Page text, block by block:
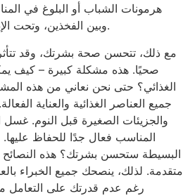
هرمونات الشباب أو البلوغ في
وبين الفخذين، وتحت الإبطين، وفي اللحية، وغيرها.
مع ذلك، تتحسن صحة بشرتك، وقد تتأثر
صحيًا. هذه مشكلة كبيرة – كيف
الغذائي؟ حتى نحن نعاني من هذه
جميع العناصر الغذائية والعناية
والجزيئات الصغيرة قبل النوم.
المناسب فعال جدًا للحفاظ
البسيطة ستحسن بشرتك؟ هذه النصائح
متقدمة. لذلك، ينصحك جميع الخبراء
رغم عدم قدرتك على التعامل